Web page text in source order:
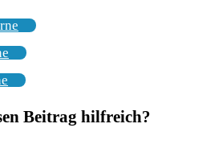
Beitrag hilfreich?